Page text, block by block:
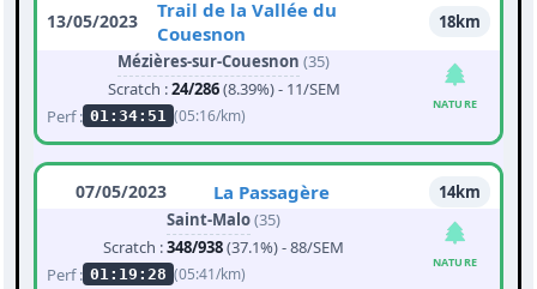
13/05/2023
Trail de la Vallée du
Couesnon
18km
Mézières-sur-Couesnon (35)
Scratch :24/286(8.39%) - 11/SEM
Perf : 01:34:51 (05:16/km)
NATURE
07/05/2023 La Passagère
14km
Saint-Malo(35)
Scratch :348/938(37.1%) - 88/SEM
Perf : 01:19:28 (05:41/km)
NATURE